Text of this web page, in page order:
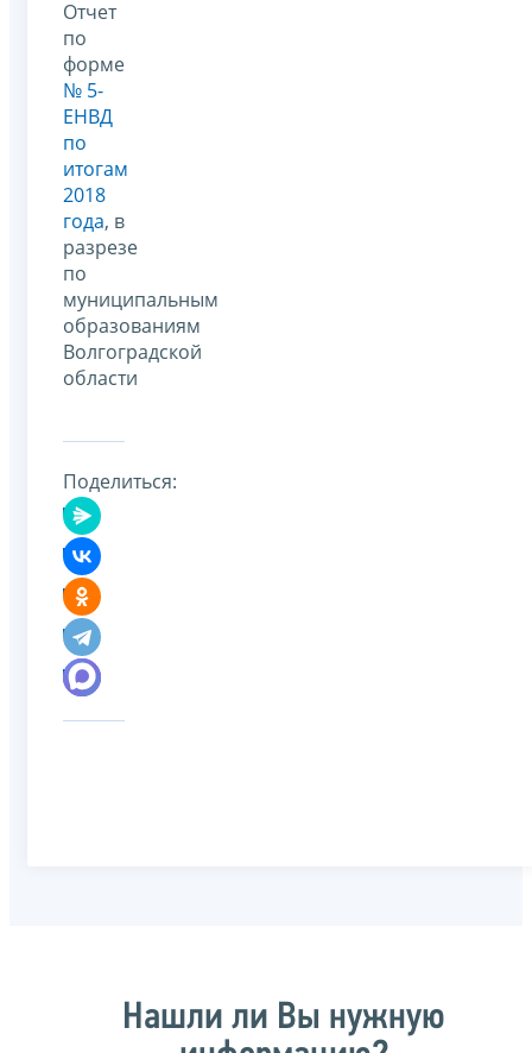
Отчет
по
форме
№ 5-
ЕНВД
по
итогам
2018
года, в
разрезе
по
муниципальным
образованиям
Волгоградской
области
Поделиться:
Нашли ли Вы нужную